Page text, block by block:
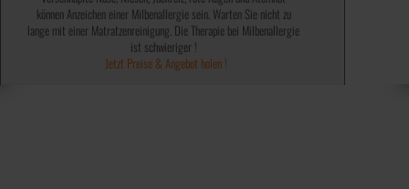
können Anzeichen einer Milbenallergie sein. Warten Sie nicht zu
lange mit einer Matratzenreinigung. Die Therapie bei Milbenallergie
ist schwieriger !
Jetzt Preise & Angebot holen !
✓ Abtöten von 99,9% Bakterien, Keime, Viren und Sporen ✓
✓ Wird von einigen Kassen bezahlt ✓
Jetzt Preise & Angebot holen !
✓ 100% ohne chemische Mittel ✓
✓ Keine teuren Spray´s notwendig ✓
✓ Kosten steuerlich absetzbar ✓
Jetzt Preise & Angebot holen !